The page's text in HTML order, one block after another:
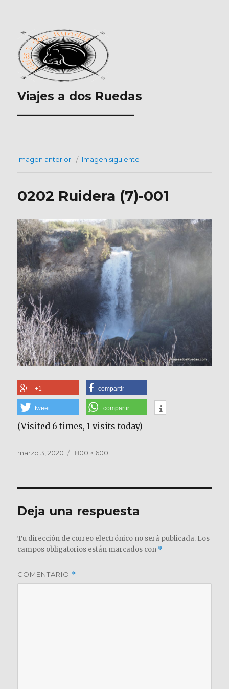
Viajes a dos Ruedas
___________________
Imagen anterior Imagen siguiente
0202 Ruidera (7)-001
+1 compartir
tweet compartir
(Visited 6 times, 1 visits today)
Publicado
marzo 3, 2020
Tamaño
800 × 600
Deja una respuesta
Tu dirección de correo electrónico no será publicada. Los
campos obligatorios están marcados con *
COMENTARIO *